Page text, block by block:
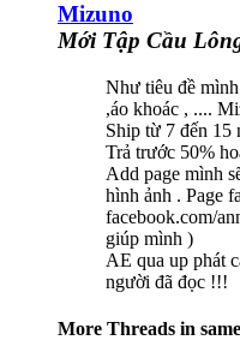
Mizuno
Mới Tập Cầu
Như tiêu đề
,áo khoác , ....
Ship từ 7 đến 15
Trả trước 50%
Add page mình
hình ảnh . Page
facebook.com/
giúp mình )
AE qua up phát
người đã đọc !!!
More Threads in